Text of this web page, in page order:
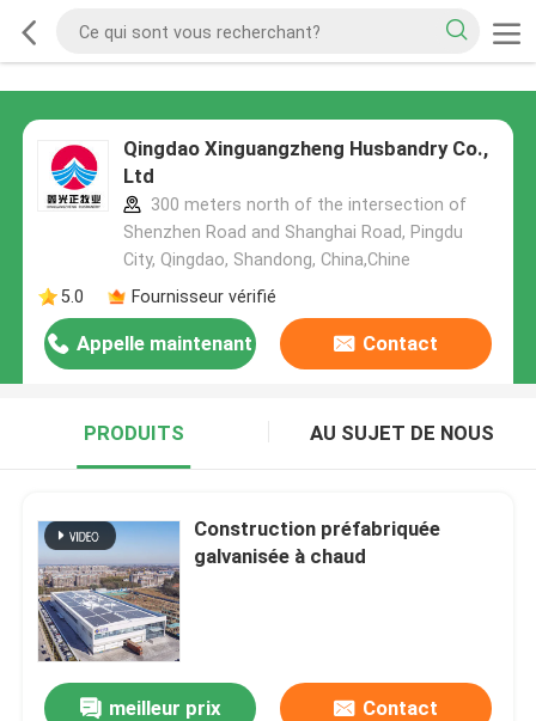
Qingdao Xinguangzheng Husbandry Co.,
Ltd
300 meters north of the intersection of
Shenzhen Road and Shanghai Road, Pingdu
City, Qingdao, Shandong, China,Chine
5.0
Fournisseur vérifié
Appelle maintenant Contact
PRODUITS AU SUJET DE NOUS
Construction préfabriquée
galvanisée à chaud
meilleur prix Contact